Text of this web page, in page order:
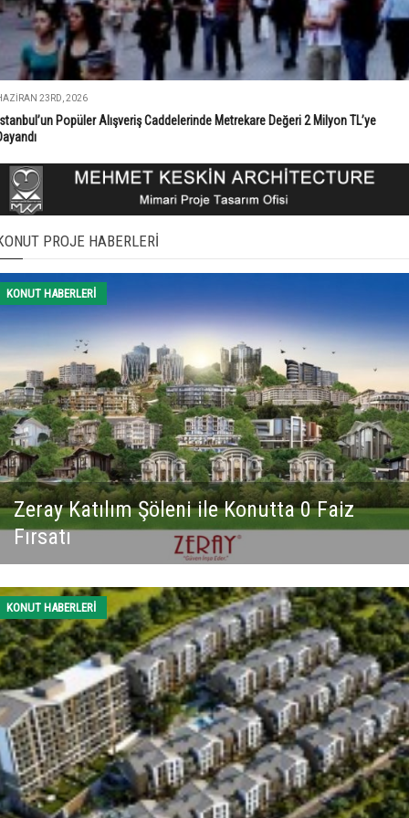
23RD, 2026
Popüler Alışveriş Caddelerinde Metrekare Değeri 2 Milyon TL’ye
PROJE HABERLERI
Zeray Katılım Şöleni ile Konutta 0 Faiz
Fırsatı
KONUT HABERLERI
KONUT HABERLERI